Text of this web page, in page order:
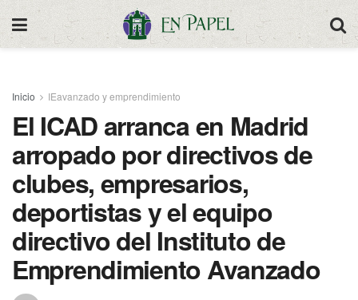
Inicio IEavanzado y emprendimiento
El ICAD arranca en Madrid
arropado por directivos de
clubes, empresarios,
deportistas y el equipo
directivo del Instituto de
Emprendimiento Avanzado